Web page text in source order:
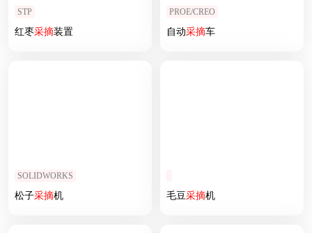
STP
红枣采摘装置
PROE/CREO
自动采摘车
SOLIDWORKS
松子采摘机 毛豆采摘机